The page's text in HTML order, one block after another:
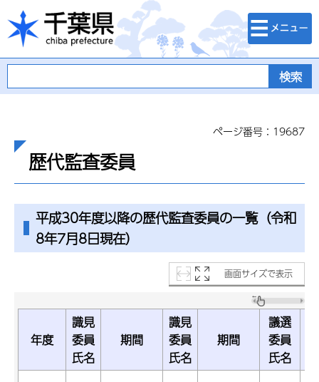
千葉県
検索・メニュ
ー
ページ番号：19687
歴代監査委員
平成30年度以降の歴代監査委員の一覧（令和
8年7月8日現在）
画面サイズで表示
年度
識見
委員
氏名
期間
識見
委員
氏名
期間
議選
委員
氏名